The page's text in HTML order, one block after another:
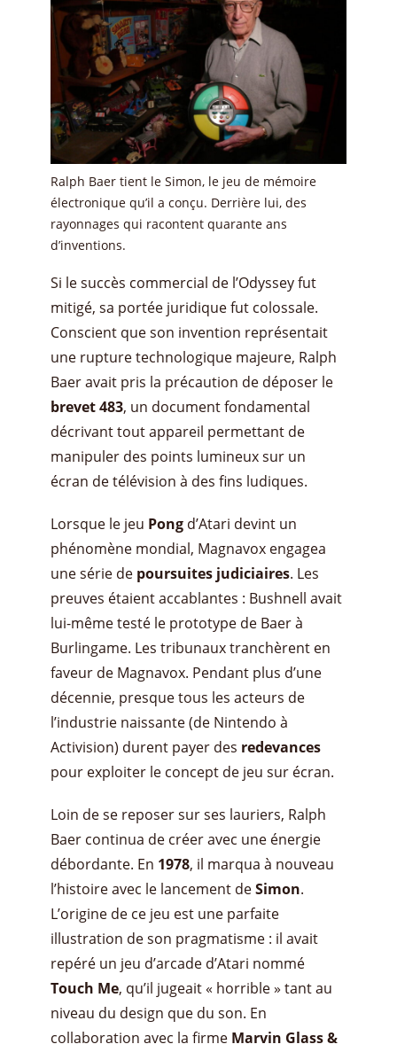
Ralph Baer tient le Simon, le jeu de mémoire
électronique qu’il a conçu. Derrière lui, des
rayonnages qui racontent quarante ans
d’inventions.
Si le succès commercial de l’Odyssey fut
mitigé, sa portée juridique fut colossale.
Conscient que son invention représentait
une rupture technologique majeure, Ralph
Baer avait pris la précaution de déposer le
brevet 483, un document fondamental
décrivant tout appareil permettant de
manipuler des points lumineux sur un
écran de télévision à des fins ludiques.
Lorsque le jeu Pong d’Atari devint un
phénomène mondial, Magnavox engagea
une série de poursuites judiciaires. Les
preuves étaient accablantes : Bushnell avait
lui-même testé le prototype de Baer à
Burlingame. Les tribunaux tranchèrent en
faveur de Magnavox. Pendant plus d’une
décennie, presque tous les acteurs de
l’industrie naissante (de Nintendo à
Activision) durent payer des redevances
pour exploiter le concept de jeu sur écran.
Loin de se reposer sur ses lauriers, Ralph
Baer continua de créer avec une énergie
débordante. En 1978, il marqua à nouveau
l’histoire avec le lancement deSimon.
L’origine de ce jeu est une parfaite
illustration de son pragmatisme : il avait
repéré un jeu d’arcade d’Atari nommé
Touch Me, qu’il jugeait « horrible » tant au
niveau du design que du son. En
collaboration avec la firme Marvin Glass &